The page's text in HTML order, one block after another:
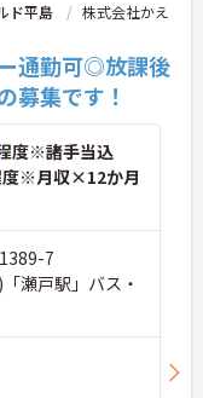
ド平島
株式会社かえ
通勤可◎放課後
募集です！
度※諸手当込
※月収×12か月
7
瀬戸駅」バス・